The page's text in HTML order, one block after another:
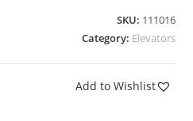
SKU: 111016
Category: Elevators
Add to Wishlist